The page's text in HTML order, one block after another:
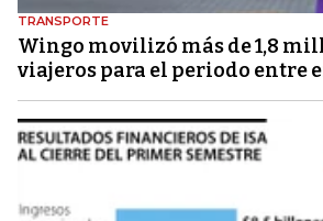
TRANSPORTE
Wingo movilizó más de 1,8
viajeros para el periodo entre